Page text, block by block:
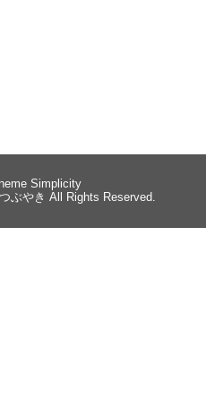
Simplicity
ぶやき All Rights Reserved.